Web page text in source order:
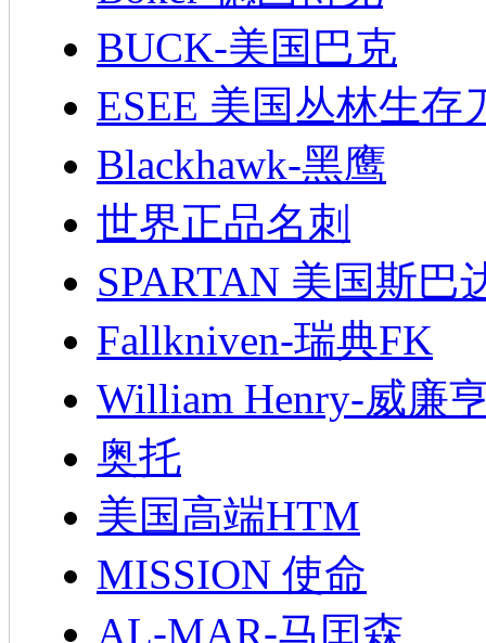
BUCK-美国巴克
ESEE 美国丛林生存
Blackhawk-黑鹰
世界正品名刺
SPARTAN 美国斯巴
Fallkniven-瑞典FK
William Henry-威廉
奥托
美国高端HTM
MISSION 使命
AL-MAR-马囯森